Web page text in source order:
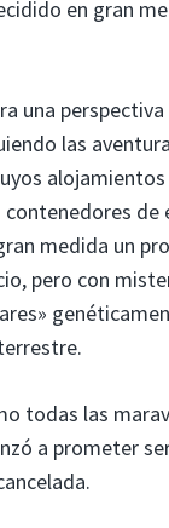
en gran
una
las
de
medida un
pero con
todas las
a prometer